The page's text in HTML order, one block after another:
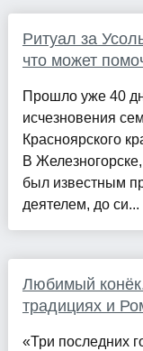
Ритуал за
что может
Прошло уже 40
исчезновения
Красноярского
В
был известным
деятелем, до си...
Любимый
традициях и
«Три последних